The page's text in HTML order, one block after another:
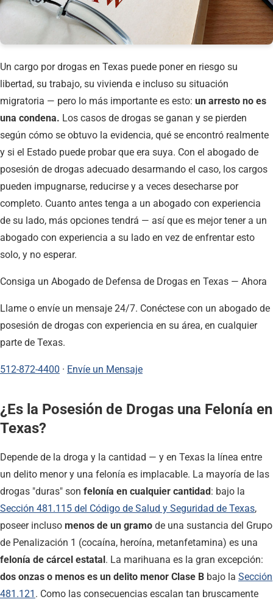
Un cargo por drogas en Texas puede poner en riesgo su
libertad, su trabajo, su vivienda e incluso su situación
migratoria — pero lo más importante es esto: un arresto no es
una condena. Los casos de drogas se ganan y se pierden
según cómo se obtuvo la evidencia, qué se encontró realmente
y si el Estado puede probar que era suya. Con el abogado de
posesión de drogas adecuado desarmando el caso, los cargos
pueden impugnarse, reducirse y a veces desecharse por
completo. Cuanto antes tenga a un abogado con experiencia
de su lado, más opciones tendrá — así que es mejor tener a un
abogado con experiencia a su lado en vez de enfrentar esto
solo, y no esperar.
Consiga un Abogado de Defensa de Drogas en Texas — Ahora
Llame o envíe un mensaje 24/7. Conéctese con un abogado de
posesión de drogas con experiencia en su área, en cualquier
parte de Texas.
512-872-4400 · Envíe un Mensaje
¿Es la Posesión de Drogas una Felonía en
Texas?
Depende de la droga y la cantidad — y en Texas la línea entre
un delito menor y una felonía es implacable. La mayoría de las
drogas "duras" son felonía en cualquier cantidad: bajo la
Sección 481.115 del Código de Salud y Seguridad de Texas,
poseer incluso menos de un gramo de una sustancia del Grupo
de Penalización 1 (cocaína, heroína, metanfetamina) es una
felonía de cárcel estatal. La marihuana es la gran excepción:
dos onzas o menos es un delito menor Clase B bajo la Sección
481.121 . Como las consecuencias escalan tan bruscamente